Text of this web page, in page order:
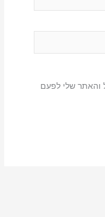
והאתר שלי לפעם